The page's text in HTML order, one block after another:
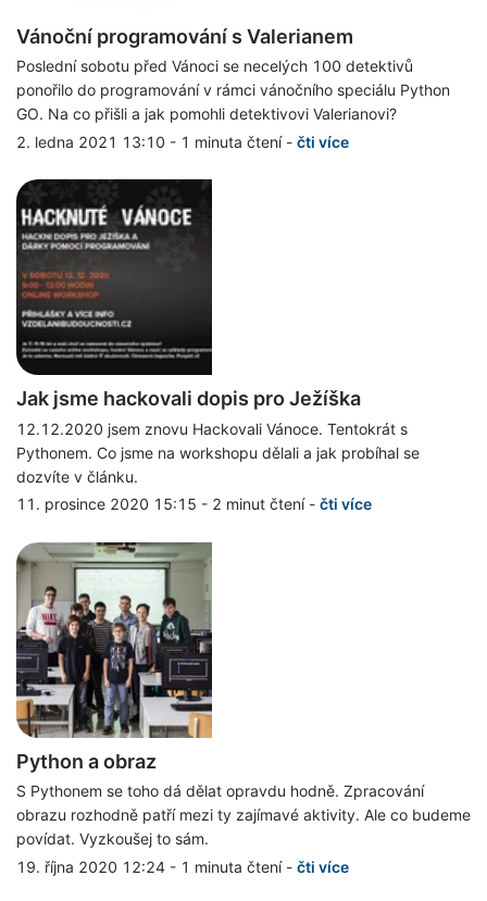
Vánoční programování s Valerianem
Poslední sobotu před Vánoci se necelých 100 detektivů
ponořilo do programování v rámci vánočního speciálu Python
GO. Na co přišli a jak pomohli detektivovi Valerianovi?
2. ledna 2021 13:10 - 1 minuta čtení- čti více
Jak jsme hackovali dopis pro Ježíška
12.12.2020 jsem znovu Hackovali Vánoce. Tentokrát s
Pythonem. Co jsme na workshopu dělali a jak probíhal se
dozvíte v článku.
11. prosince 2020 15:15 - 2 minut čtení- čti více
Python a obraz
S Pythonem se toho dá dělat opravdu hodně. Zpracování
obrazu rozhodně patří mezi ty zajímavé aktivity. Ale co budeme
povídat. Vyzkoušej to sám.
19. října 2020 12:24 - 1 minuta čtení- čti více